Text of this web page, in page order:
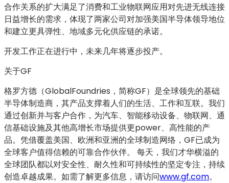
合作关系的扩大满足了消费和工业物联网应用对先进无线连接
日益增长的需求，体现了两家公司对加强美国半导体领导地位
和建立更具弹性、地域多元化供应链的承诺。
开发工作正在进行中，未来几年将逐步投产。
关于GF
格罗方德（GlobalFoundries，简称GF）是全球领先的基础
半导体制造商，其产品支撑着人们的生活、工作和互联。我们
通过创新并与客户合作，为汽车、智能移动设备、物联网、通
信基础设施及其他高增长市场提供更power、高性能的产
品。凭借覆盖美国、欧洲和亚洲的全球制造网络，GF已成为
全球客户值得信赖的可靠合作伙伴。 每天，我们才华横溢的
全球团队都以对安全性、耐久性和可持续性的坚定专注，持续
创造卓越成果。如需了解更多信息，请访问www.gf.com。